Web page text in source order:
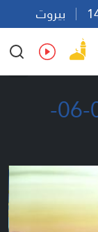
بيروت
Ar En Fr Es
نشرة أخبار 15:30 - 04-06-